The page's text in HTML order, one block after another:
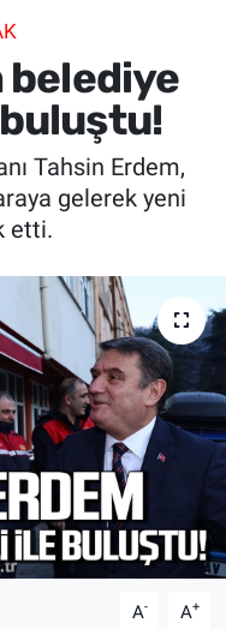
belediye
Tahsin Erdem,
gelerek yeni
etti.
A- A+